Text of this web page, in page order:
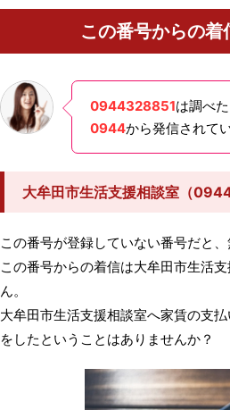
この番号からの着
0944328851は調べ
0944から発信されて
大牟田市生活支援相談室（
この番号が登録していない番号だと
この番号からの着信は大牟田市生活
ん。
大牟田市生活支援相談室へ家賃の支
をしたということはありませんか？